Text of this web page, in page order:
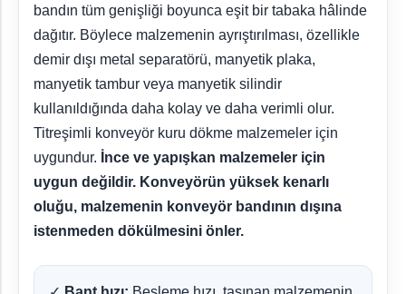
bandın tüm genişliği boyunca eşit bir tabaka hâlinde
dağıtır. Böylece malzemenin ayrıştırılması, özellikle
demir dışı metal separatörü, manyetik plaka,
manyetik tambur veya manyetik silindir
kullanıldığında daha kolay ve daha verimli olur.
Titreşimli konveyör kuru dökme malzemeler için
uygundur. İnce ve yapışkan malzemeler için
uygun değildir. Konveyörün yüksek kenarlı
oluğu, malzemenin konveyör bandının dışına
istenmeden dökülmesini önler.